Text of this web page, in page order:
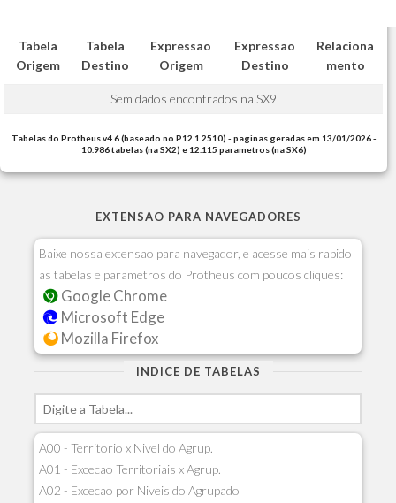
Tabela
Origem
Tabela
Destino
Expressao
Origem
Expressao
Destino
Relaciona
mento
Sem dados encontrados na SX9
Tabelas do Protheus v4.6 (baseado no P12.1.2510) - paginas geradas em 13/01/2026 -
10.986 tabelas (na SX2) e 12.115 parametros (na SX6)
EXTENSAO PARA NAVEGADORES
Baixe nossa extensao para navegador, e acesse mais rapido
as tabelas e parametros do Protheus com poucos cliques:
Google Chrome
Microsoft Edge
Mozilla Firefox
INDICE DE TABELAS
A00 - Territorio x Nivel do Agrup.
A01 - Excecao Territoriais x Agrup.
A02 - Excecao por Niveis do Agrupado